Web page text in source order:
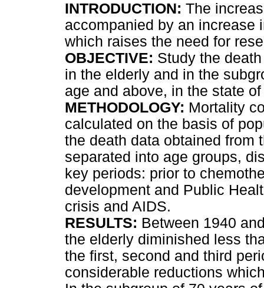
INTRODUCTION: The
accompanied by an increase
which raises the need for
OBJECTIVE: Study the
in the elderly and in the
age and above, in the state
METHODOLOGY: Mortality
calculated on the basis of
the death data obtained from
separated into age groups,
key periods: prior to
development and Public
crisis and AIDS.
RESULTS: Between 1940
the elderly diminished less
the first, second and third
considerable reductions